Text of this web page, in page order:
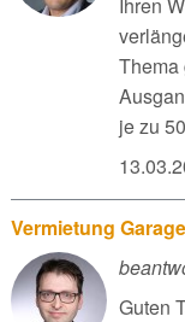
Thema
je zu
Vermietung
Guten